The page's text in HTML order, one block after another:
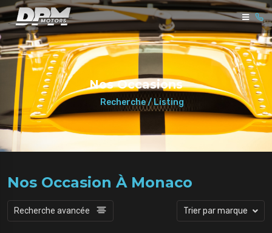
Nos Occasions
Recherche / Listing
Nos Occasion À Monaco
Trier par marque
Recherche avancée